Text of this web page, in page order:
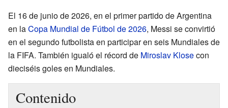
El 16 de junio de 2026, en el primer partido de Argentina
en laCopa Mundial de Fútbol de 2026, Messi se convirtió
en el segundo futbolista en participar en seis Mundiales de
la FIFA. También igualó el récord de Miroslav Klosecon
dieciséis goles en Mundiales.
Contenido